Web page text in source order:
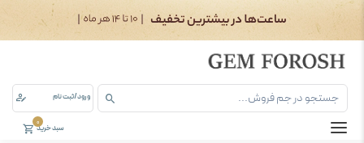
ورود/ثبت نام
سبد خرید
0